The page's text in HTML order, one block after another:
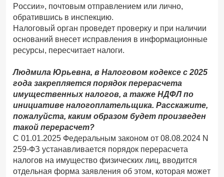
России», почтовым отправлением или лично,
обратившись в инспекцию.
Налоговый орган проведет проверку и при наличии
оснований внесет исправления в информационные
ресурсы, пересчитает налоги.
Людмила Юрьевна, в Налоговом кодексе с 2025
года закрепляется порядок перерасчета
имущественных налогов, а также НДФЛ по
инициативе налогоплательщика. Расскажите,
пожалуйста, каким образом будет произведен
такой перерасчет?
С 01.01.2025 Федеральным законом от 08.08.2024 N
259-ФЗ устанавливается порядок перерасчета
налогов на имущество физических лиц, вводится
отдельная форма заявления об этом, которая может